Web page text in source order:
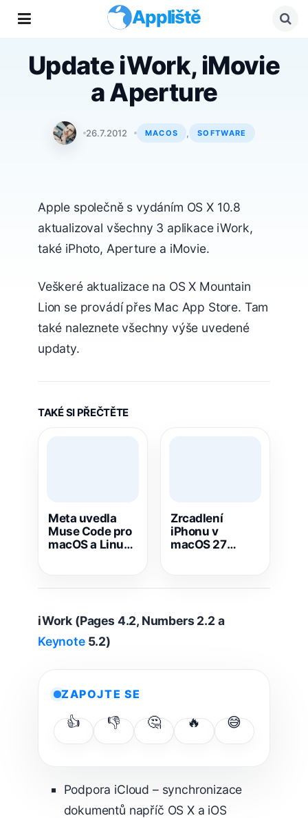
Appliště
Update iWork, iMovie
a Aperture
Tomáš Svoboda
26.7.2012 MACOS , SOFTWARE
Apple společně s vydáním OS X 10.8
aktualizoval všechny 3 aplikace iWork,
také iPhoto, Aperture a iMovie.
Veškeré aktualizace na OS X Mountain
Lion se provádí přes Mac App Store. Tam
také naleznete všechny výše uvedené
updaty.
TAKÉ SI PŘEČTĚTE
Meta uvedla
Muse Code pro
macOS a Linux,
Zrcadlení
iPhonu v
macOS 27
iWork (Pages 4.2, Numbers 2.2 a
Keynote5.2)
ZAPOJTE SE
👍 👎 🤔 🔥 😅
Podpora iCloud – synchronizace
dokumentů napříč OS X a iOS